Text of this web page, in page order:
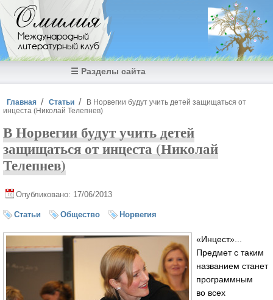
Перейти к основному содержанию
Омилия
Международный
литературный клуб
☰ Разделы сайта
Вы здесь
Главная Статьи
В Норвегии будут учить детей защищаться от
инцеста (Николай Телепнев)
В Норвегии будут учить детей
защищаться от инцеста (Николай
Телепнев)
Опубликовано: 17/06/2013
Статьи Общество Норвегия
«Инцест»...
Предмет с таким
названием станет
программным
во всех